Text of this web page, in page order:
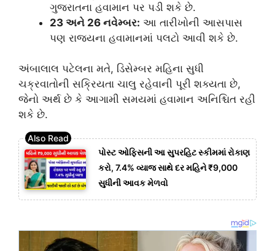
ગુજરાતના હવામાન પર પડી શકે છે.
23 અને 26 નવેમ્બર: આ તારીખોની આસપાસ
પણ રાજ્યના હવામાનમાં પલટો આવી શકે છે.
અંબાલાલ પટેલના મતે, ડિસેમ્બર મહિના સુધી
ચક્રવાતોની સક્રિયતા ચાલુ રહેવાની પૂરી શક્યતા છે,
જેનો અર્થ છે કે આગામી સમયમાં હવામાન અનિશ્ચિત રહી
શકે છે.
પોસ્ટ ઓફિસની આ સુપરહિટ સ્કીમમાં રોકાણ
કરો, 7.4% વ્યાજ સાથે દર મહિને ₹9,000
સુધીની આવક મેળવો